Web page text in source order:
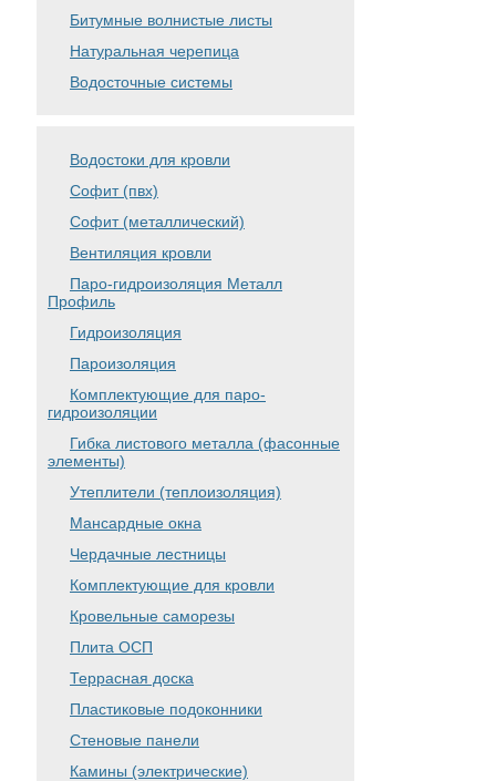
Битумные волнистые листы
Натуральная черепица
Водосточные системы
Водостоки для кровли
Софит (пвх)
Софит (металлический)
Вентиляция кровли
Паро-гидроизоляция Металл
Профиль
Гидроизоляция
Пароизоляция
Комплектующие для паро-
гидроизоляции
Гибка листового металла (фасонные
элементы)
Утеплители (теплоизоляция)
Мансардные окна
Чердачные лестницы
Комплектующие для кровли
Кровельные саморезы
Плита ОСП
Террасная доска
Пластиковые подоконники
Стеновые панели
Камины (электрические)